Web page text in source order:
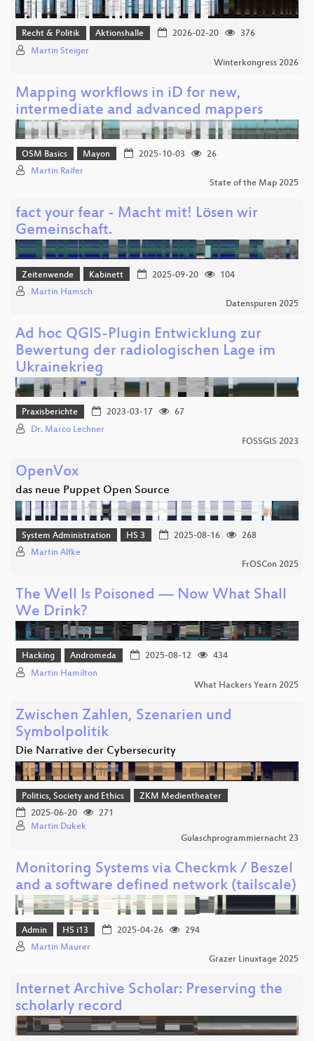
Recht & Politik Aktionshalle 2026-02-20
376
Martin Steiger
Winterkongress 2026
Mapping workflows in iD for new,
intermediate and advanced mappers
OSM Basics Mayon 2025-10-03
26
Martin Raifer
State of the Map 2025
fact your fear - Macht mit! Lösen wir
Gemeinschaft.
Zeitenwende Kabinett 2025-09-20
104
Martin Hamsch
Datenspuren 2025
Ad hoc QGIS-Plugin Entwicklung zur
Bewertung der radiologischen Lage im
Ukrainekrieg
Praxisberichte 2023-03-17
67
Dr. Marco Lechner
FOSSGIS 2023
OpenVox
das neue Puppet Open Source
System Administration HS 3 2025-08-16
268
Martin Alfke
FrOSCon 2025
The Well Is Poisoned — Now What Shall
We Drink?
Hacking Andromeda 2025-08-12
434
Martin Hamilton
What Hackers Yearn 2025
Zwischen Zahlen, Szenarien und
Symbolpolitik
Die Narrative der Cybersecurity
Politics, Society and Ethics
ZKM Medientheater
2025-06-20
271
Martin Dukek
Gulaschprogrammiernacht 23
Monitoring Systems via Checkmk / Beszel
and a software defined network (tailscale)
Admin HS i13 2025-04-26
294
Martin Maurer
Grazer Linuxtage 2025
Internet Archive Scholar: Preserving the
scholarly record